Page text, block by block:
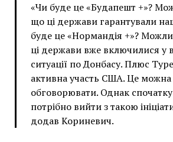
«Чи буде це «Будапешт +»?
що ці держави гарантували
буде це «Нормандія +»?
ці держави вже включилися у
ситуації по Донбасу. Плюс
активна участь США. Це можна
обговорювати. Однак спочатку
потрібно вийти з такою
додав Кориневич.